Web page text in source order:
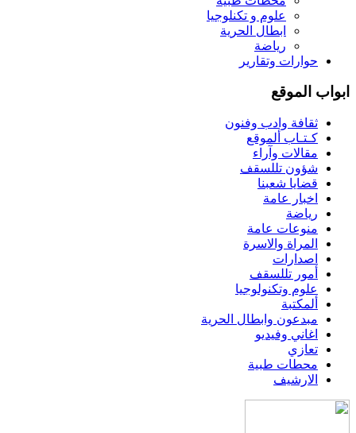
علوم و تکنلوجیا
ابطال الحرية
رياضة
حوارات وتقارير
ابواب الموقع
ثقافة وادب وفنون
كـتـاب ألموقع
مقالات وآراء
شؤون تللسقف
قضايا شعبنا
اخبار عامة
رياضة
منوعات عامة
المراة والاسرة
اصدارات
أمور تللسقف
علوم وتكنولوجيا
ألمكتبة
مبدعون وابطال الحرية
اغاني وفيديو
تعازي
محطات طبية
الارشيف